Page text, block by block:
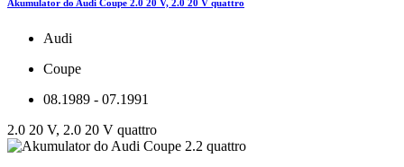
Akumulator do Audi Coupe 2.0 20 V, 2.0 20 V quattro
Audi
Coupe
08.1989 - 07.1991
2.0 20 V, 2.0 20 V quattro